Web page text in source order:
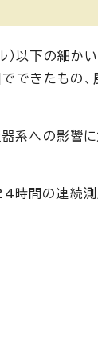
以下の細か
できたもの、
系への影響に
時間の連続測